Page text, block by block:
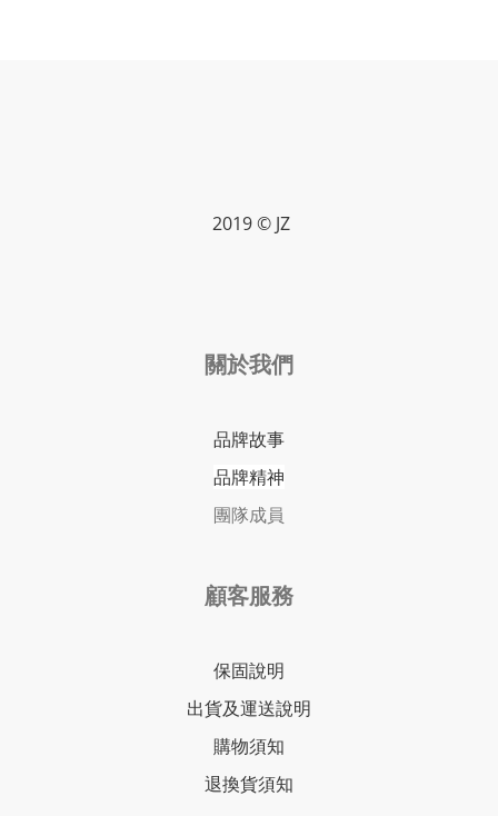
2019 © JZ
關於我們
品牌故事
品牌精神
團隊成員
顧客服務
保固說明
出貨及運送說明
購物須知
退換貨須知